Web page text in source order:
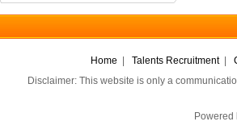
Home Talents Recruitment|
Disclaimer: This website is only a
Powered